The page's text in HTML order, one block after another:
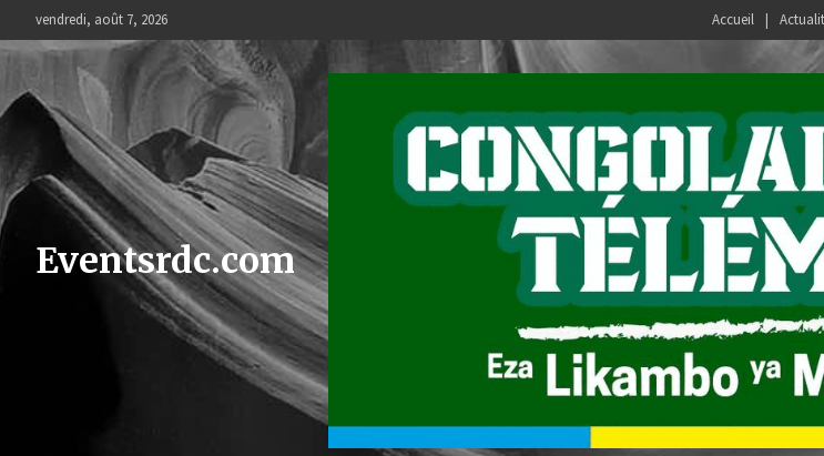
to
content
vendredi, août 7, 2026 Accueil
Eventsrdc.com